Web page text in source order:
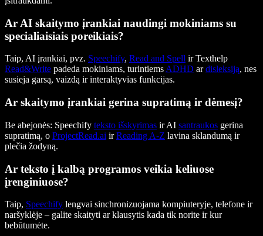
Ar AI skaitymo įrankiai naudingi mokiniams su
specialiaisiais poreikiais?
Taip, AI įrankiai, pvz. Speechify, Read and Spell ir Texthelp
Read&Write padeda mokiniams, turintiems ADHD ardisleksiją, nes
susieja garsą, vaizdą ir interaktyvias funkcijas.
Ar skaitymo įrankiai gerina supratimą ir dėmesį?
Be abejonės: Speechify teksto išskyrimas ir AI santraukos gerina
supratimą, o ProjectRead.ai irReading A-Z lavina sklandumą ir
plečia žodyną.
Ar teksto į kalbą programos veikia keliuose
įrenginiuose?
Taip, Speechify lengvai sinchronizuojama kompiuteryje, telefone ir
naršyklėje – galite skaityti ar klausytis kada tik norite ir kur
bebūtumėte.